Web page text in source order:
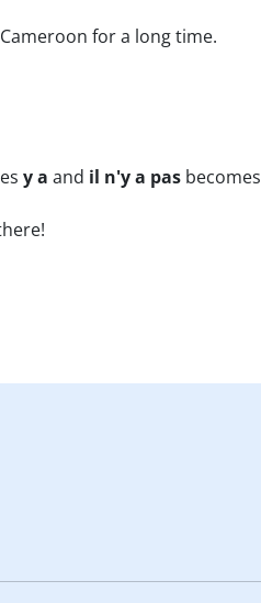
for a long time.
y a and il n'y a pas becomes